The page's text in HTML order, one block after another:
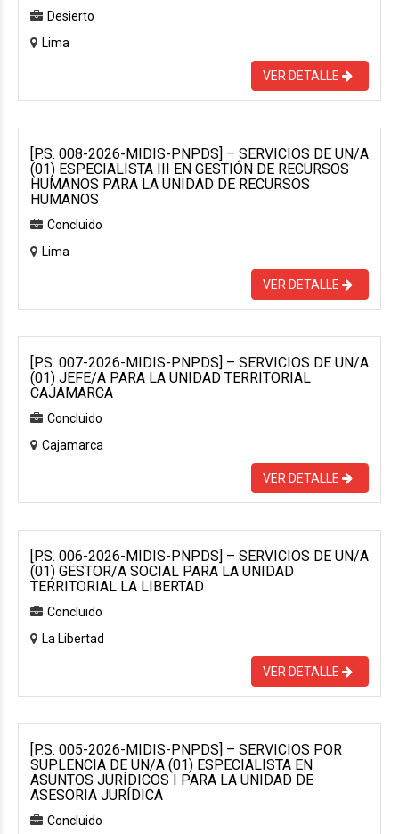
Desierto
Lima
VER DETALLE
[P.S. 008-2026-MIDIS-PNPDS] – SERVICIOS DE UN/A
(01) ESPECIALISTA III EN GESTIÓN DE RECURSOS
HUMANOS PARA LA UNIDAD DE RECURSOS
HUMANOS
Concluido
Lima
VER DETALLE
[P.S. 007-2026-MIDIS-PNPDS] – SERVICIOS DE UN/A
(01) JEFE/A PARA LA UNIDAD TERRITORIAL
CAJAMARCA
Concluido
Cajamarca
VER DETALLE
[P.S. 006-2026-MIDIS-PNPDS] – SERVICIOS DE UN/A
(01) GESTOR/A SOCIAL PARA LA UNIDAD
TERRITORIAL LA LIBERTAD
Concluido
La Libertad
VER DETALLE
[P.S. 005-2026-MIDIS-PNPDS] – SERVICIOS POR
SUPLENCIA DE UN/A (01) ESPECIALISTA EN
ASUNTOS JURÍDICOS I PARA LA UNIDAD DE
ASESORIA JURÍDICA
Concluido